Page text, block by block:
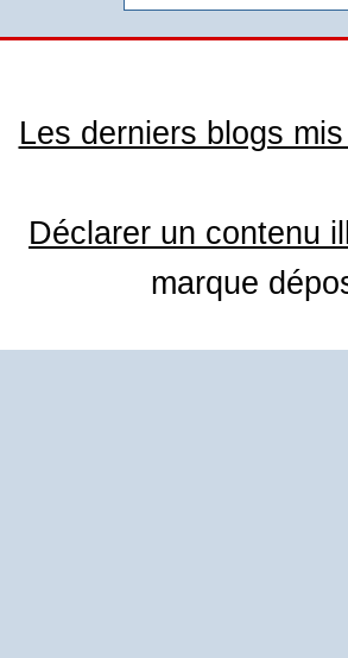
Les derniers blogs
Déclarer un contenu
marque